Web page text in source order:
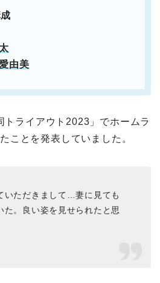
由美
トライアウト2023」でホームラ
ことを発表していました。
いただきまして…妻に見ても
た。良い姿を見せられたと思